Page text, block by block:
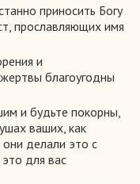
приносить Богу
прославляющих имя
и
благоугодны
и будьте покорны,
ваших, как
делали это с
для вас